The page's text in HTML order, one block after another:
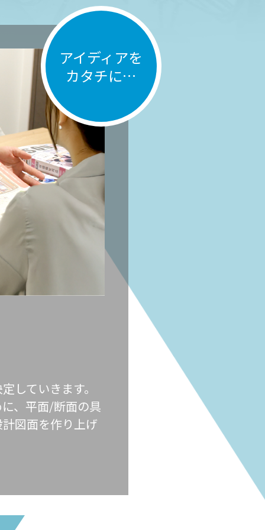
していきます。
、平面/断面の具
図面を作り上げ
アイディアを
カタチに…